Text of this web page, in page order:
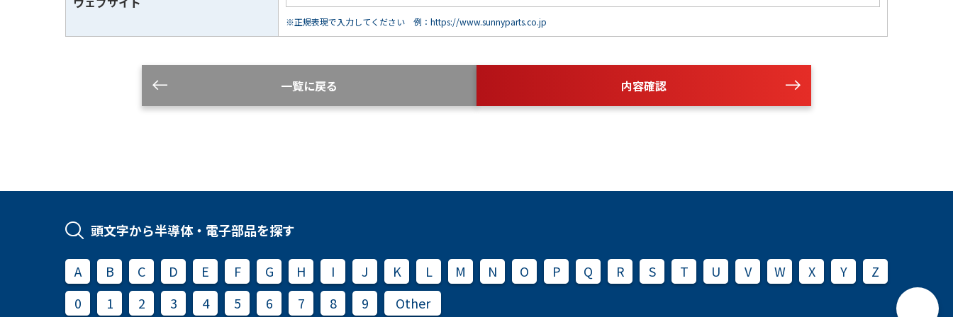
※正規表現で入力してください 例：https://www.sunnyparts.co.jp
一覧に戻る 内容確認
頭文字から半導体・電子部品を探す
A B C D E F G H I J K L M N O P Q R S T U V W X Y
Z
0
1 2 3 4 5 6 7 8 9 Other